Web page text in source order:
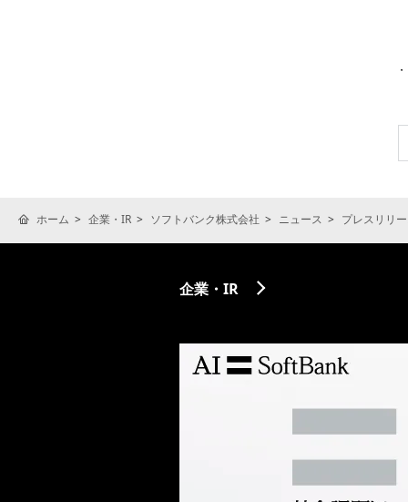
ホーム 企業・IR ソフトバンク株式会社 ニュース プレスリリ
企業・IR